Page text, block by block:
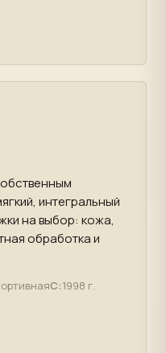
интегральный
на выбор: кожа,
обработка и
С:1998 г.